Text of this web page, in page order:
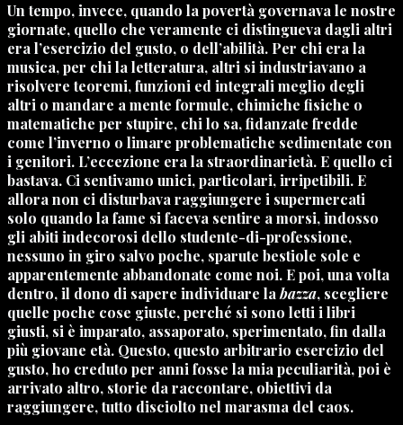
Un tempo, invece, quando la povertà governava le nostre
giornate, quello che veramente ci distingueva dagli altri
era l’esercizio del gusto, o dell’abilità. Per chi era la
musica, per chi la letteratura, altri si industriavano a
risolvere teoremi, funzioni ed integrali meglio degli
altri o mandare a mente formule, chimiche fisiche o
matematiche per stupire, chi lo sa, fidanzate fredde
come l’inverno o limare problematiche sedimentate con
i genitori. L’eccezione era la straordinarietà. E quello ci
bastava. Ci sentivamo unici, particolari, irripetibili. E
allora non ci disturbava raggiungere i supermercati
solo quando la fame si faceva sentire a morsi, indosso
gli abiti indecorosi dello studente-di-professione,
nessuno in giro salvo poche, sparute bestiole sole e
apparentemente abbandonate come noi. E poi, una volta
dentro, il dono di sapere individuare labazza, scegliere
quelle poche cose giuste, perché si sono letti i libri
giusti, si è imparato, assaporato, sperimentato, fin dalla
più giovane età. Questo, questo arbitrario esercizio del
gusto, ho creduto per anni fosse la mia peculiarità, poi è
arrivato altro, storie da raccontare, obiettivi da
raggiungere, tutto disciolto nel marasma del caos.